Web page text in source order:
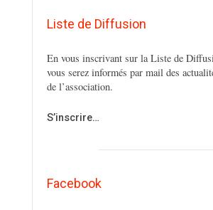
Liste de Diffusion
En vous inscrivant sur la Liste de
vous serez informés par mail des
de l’association.
S’inscrire…
Facebook